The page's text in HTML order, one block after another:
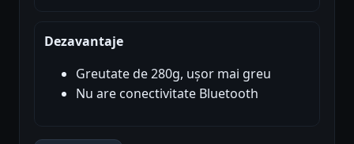
Dezavantaje
Greutate de 280g, ușor mai greu
Nu are conectivitate Bluetooth